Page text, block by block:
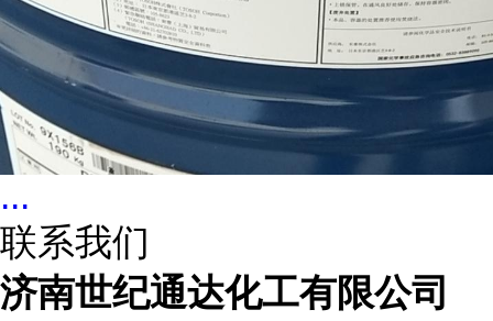
...
联系我们
济南世纪通达化工有限公司